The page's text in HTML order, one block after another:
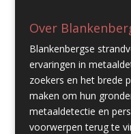
Over
Blankenbergse
ervaringen in
zoekers en het brede
maken om hun
metaaldetectie en
voorwerpen terug te